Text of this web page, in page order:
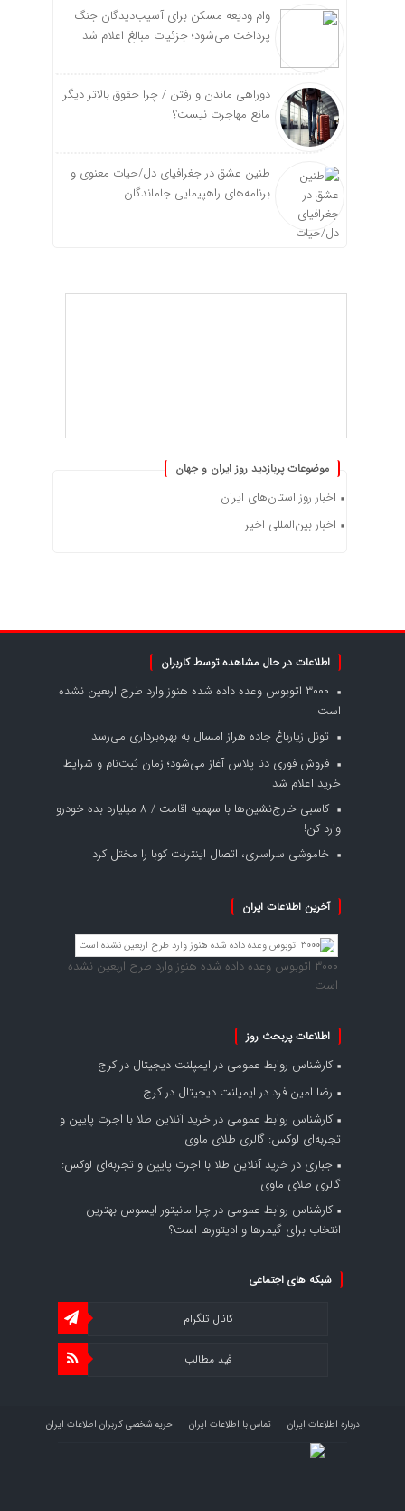
وام ودیعه مسکن برای آسیب‌دیدگان جنگ
پرداخت می‌شود؛ جزئیات مبالغ اعلام شد
دوراهی ماندن و رفتن / چرا حقوق بالاتر دیگر
مانع مهاجرت نیست؟
طنین عشق در جغرافیای دل/حیات معنوی و
برنامه‌های راهپیمایی جاماندگان
موضوعات پربازدید روز ایران و جهان
اخبار روز استان‌های ایران
اخبار بین‌المللی اخیر
اطلاعات در حال مشاهده توسط کاربران
۳۰۰۰ اتوبوس وعده داده شده هنوز وارد طرح اربعین نشده
است
تونل زیارباغ جاده هراز امسال به بهره‌برداری می‌رسد
فروش فوری دنا پلاس آغاز می‌شود؛ زمان ثبت‌نام و شرایط
خرید اعلام شد
کاسبی خارج‌نشین‌ها با سهمیه اقامت / ۸ میلیارد بده خودرو
وارد کن!
خاموشی سراسری، اتصال اینترنت کوبا را مختل کرد
آخرین اطلاعات ایران
۳۰۰۰ اتوبوس وعده داده شده هنوز وارد طرح اربعین نشده
است
اطلاعات پربحث روز
کارشناس روابط عمومی در ایمپلنت دیجیتال در کرج
رضا امین فرد در ایمپلنت دیجیتال در کرج
کارشناس روابط عمومی در خرید آنلاین طلا با اجرت پایین و
تجربه‌ای لوکس: گالری طلای ماوی
جباری در خرید آنلاین طلا با اجرت پایین و تجربه‌ای لوکس:
گالری طلای ماوی
کارشناس روابط عمومی در چرا مانیتور ایسوس بهترین
انتخاب برای گیمرها و ادیتورها است؟
شبکه های اجتماعی
کانال تلگرام
فید مطالب
درباره اطلاعات ایران تماس با اطلاعات ایران حریم شخصی کاربران اطلاعات ایران
شرایط بازنشر محتوا در اطلاعات ایران